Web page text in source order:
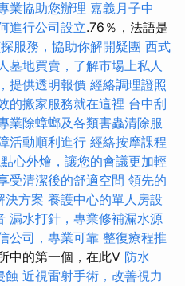
業協助您辦理 嘉義月子中
進行公司設立.76％，法語是
服務，協助你解開疑團 西式
墓地買賣，了解市場上私人
提供透明報價 經絡調理證照
的搬家服務就在這裡 台中刮
業除蟑螂及各類害蟲清除服
活動順利進行 經絡按摩課程
心外燴，讓您的會議更加輕
受清潔後的舒適空間 領先的
決方案 養護中心的單人房設
漏水打針，專業修補漏水源
公司，專業可靠 整復療程推
中的第一個，在此V 防水
蝕 近視雷射手術，改善視力